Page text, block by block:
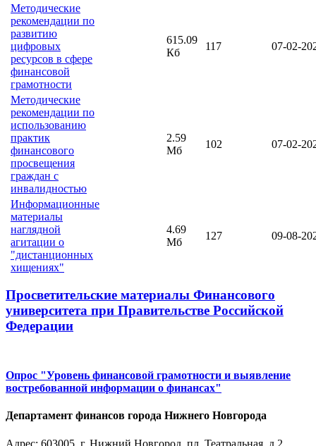
Методические
рекомендации по
развитию
цифровых
ресурсов в сфере
финансовой
грамотности
615.09
Кб
117 07-02-
Методические
рекомендации по
использованию
практик
финансового
просвещения
граждан с
инвалидностью
2.59
Мб
102 07-02-
Информационные
материалы
наглядной
агитации о
"дистанционных
хищениях"
4.69
Мб
127 09-08-
Просветительские материалы Финансового
университета при Правительстве Российской
Федерации
Опрос "Уровень финансовой грамотности и выявление
востребованной информации о финансах"
Департамент финансов города Нижнего Новгорода
Адрес: 603005, г. Нижний Новгород, пл. Театральная, д.2